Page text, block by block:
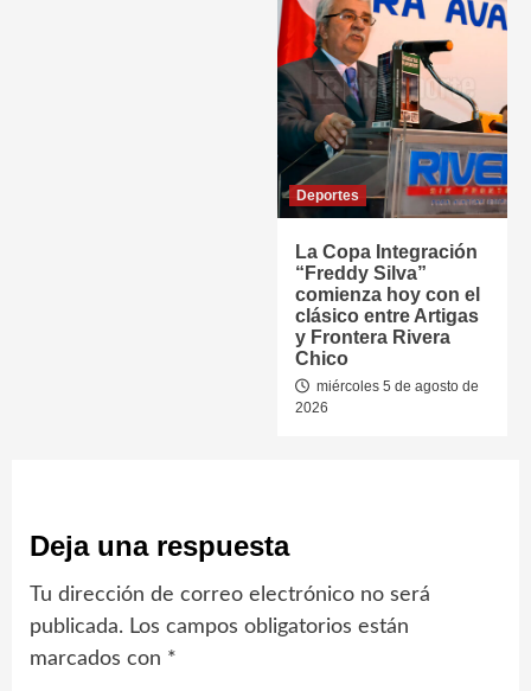
Deportes
La Copa Integración
“Freddy Silva”
comienza hoy con el
clásico entre Artigas
y Frontera Rivera
Chico
miércoles 5 de agosto de
2026
Deja una respuesta
Tu dirección de correo electrónico no será
publicada. Los campos obligatorios están
marcados con *